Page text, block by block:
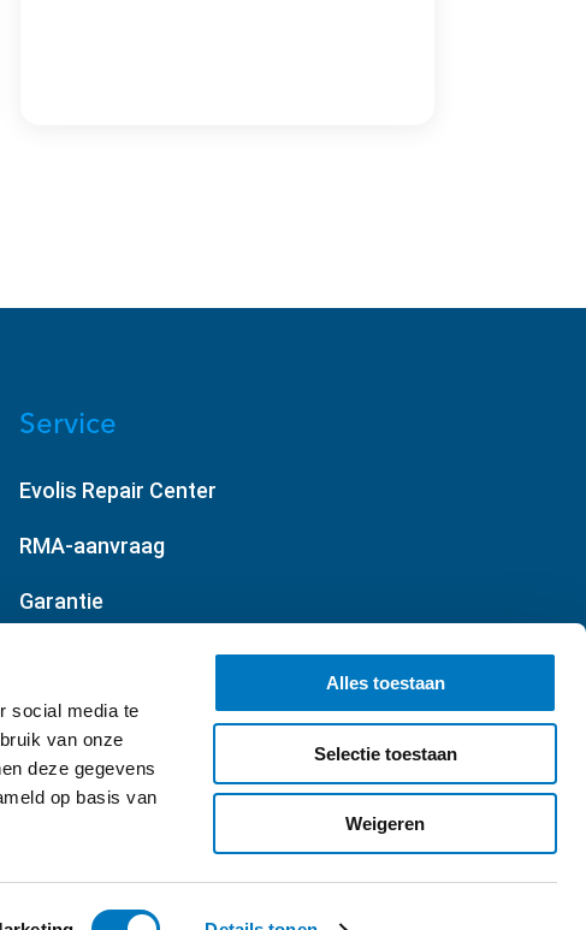
social media te
van onze
deze gegevens
op basis van
Alles toestaan
Selectie toestaan
Weigeren
Service
Evolis Repair Center
RMA-aanvraag
Garantie
Algemene voorwaarden